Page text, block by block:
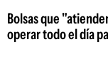
Bolsas que
operar todo el día